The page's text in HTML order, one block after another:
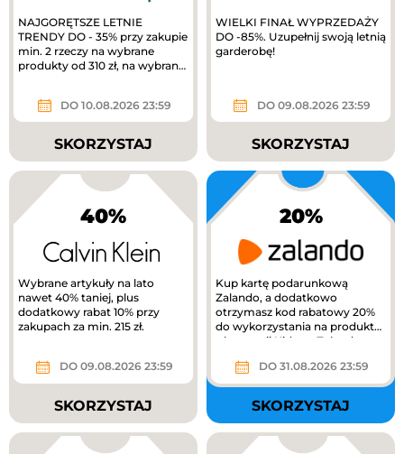
NAJGORĘTSZE LETNIE
TRENDY DO - 35% przy zakupie
min. 2 rzeczy na wybrane
produkty od 310 zł, na wybrane
DO 10.08.2026 23:59
SKORZYSTAJ
WIELKI FINAŁ WYPRZEDAŻY
DO -85%. Uzupełnij swoją letnią
garderobę!
DO 09.08.2026 23:59
SKORZYSTAJ
40%
Wybrane artykuły na lato
nawet 40% taniej, plus
dodatkowy rabat 10% przy
zakupach za min. 215 zł.
DO 09.08.2026 23:59
SKORZYSTAJ
20%
Kup kartę podarunkową
Zalando, a dodatkowo
otrzymasz kod rabatowy 20%
do wykorzystania na produkty
z kategorii Kids na Zalando.
DO 31.08.2026 23:59
SKORZYSTAJ